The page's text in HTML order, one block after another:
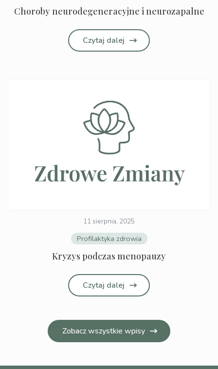
Choroby neurodegeneracyjne i neurozapalne
Czytaj dalej
11 sierpnia, 2025
Profilaktyka zdrowia
Kryzys podczas menopauzy
Czytaj dalej
Zobacz wszystkie wpisy